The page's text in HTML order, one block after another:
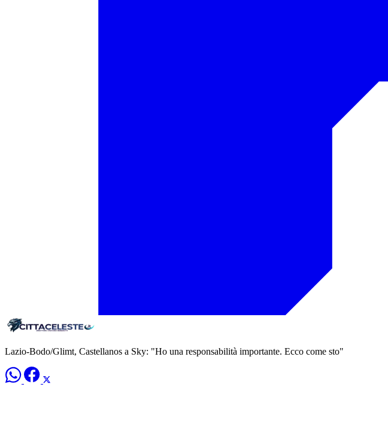
Lazio-Bodo/Glimt, Castellanos a Sky: "Ho una responsabilità importante. Ecco come sto"